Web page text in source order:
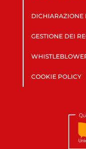
DICHIARAZIONE
GESTIONE DEI
COOKIE POLICY